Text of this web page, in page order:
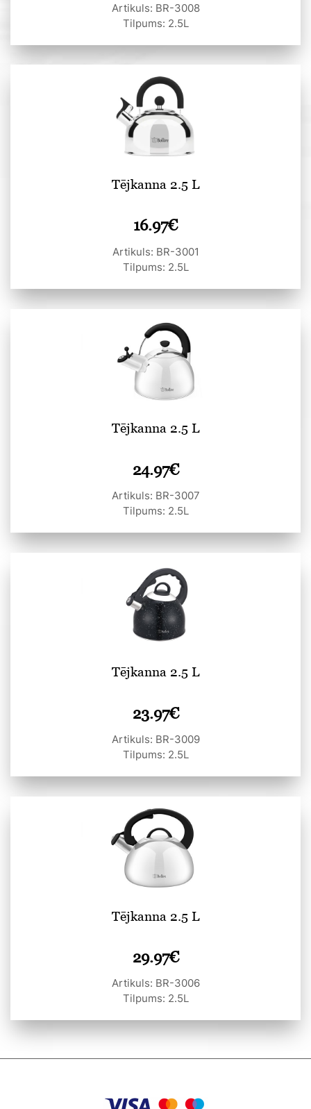
Artikuls: BR-3008
Tilpums: 2.5L
Tējkanna 2.5 L
16.97€
Artikuls: BR-3001
Tilpums: 2.5L
Tējkanna 2.5 L
24.97€
Artikuls: BR-3007
Tilpums: 2.5L
Tējkanna 2.5 L
23.97€
Artikuls: BR-3009
Tilpums: 2.5L
Tējkanna 2.5 L
29.97€
Artikuls: BR-3006
Tilpums: 2.5L